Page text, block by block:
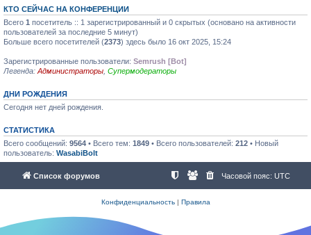
КТО СЕЙЧАС НА КОНФЕРЕНЦИИ
Всего 1 посетитель :: 1 зарегистрированный и 0 скрытых (основано на активности
пользователей за последние 5 минут)
Больше всего посетителей (2373) здесь было 16 окт 2025, 15:24
Зарегистрированные пользователи: Semrush [Bot]
Легенда: Администраторы Супермодераторы
ДНИ РОЖДЕНИЯ
Сегодня нет дней рождения.
СТАТИСТИКА
Всего сообщений: 9564 • Всего тем: 1849 • Всего пользователей: 212 • Новый
пользователь: WasabiBolt
Список форумов Часовой пояс: UTC
Конфиденциальность| Правила